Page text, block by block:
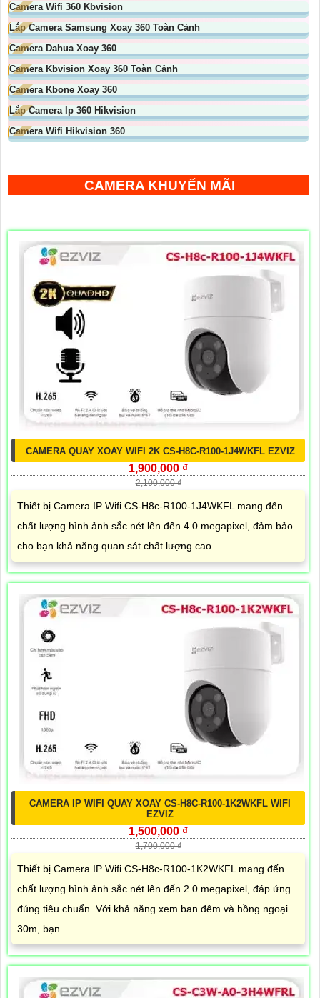
Camera Wifi 360 Kbvision
Lắp Camera Samsung Xoay 360 Toàn Cảnh
Camera Dahua Xoay 360
Camera Kbvision Xoay 360 Toàn Cảnh
Camera Kbone Xoay 360
Lắp Camera Ip 360 Hikvision
Camera Wifi Hikvision 360
CAMERA KHUYẾN MÃI
CAMERA QUAY XOAY WIFI 2K CS-H8C-R100-1J4WKFL EZVIZ
1,900,000 ₫
2,100,000 ₫
Thiết bị Camera IP Wifi CS-H8c-R100-1J4WKFL mang đến
chất lượng hình ảnh sắc nét lên đến 4.0 megapixel, đảm bảo
cho bạn khả năng quan sát chất lượng cao
CAMERA IP WIFI QUAY XOAY CS-H8C-R100-1K2WKFL WIFI
EZVIZ
1,500,000 ₫
1,700,000 ₫
Thiết bị Camera IP Wifi CS-H8c-R100-1K2WKFL mang đến
chất lượng hình ảnh sắc nét lên đến 2.0 megapixel, đáp ứng
đúng tiêu chuẩn. Với khả năng xem ban đêm và hồng ngoại
30m, bạn...